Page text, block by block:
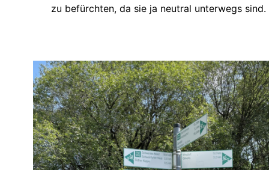
zu befürchten, da sie ja neutral unterwegs sind.